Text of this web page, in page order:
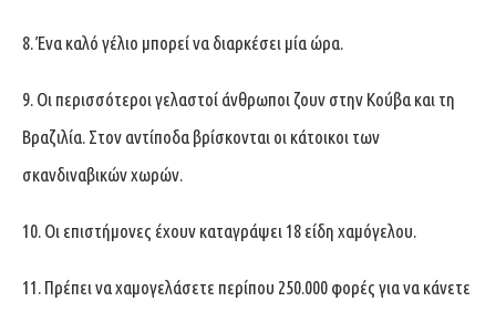
8. Ένα καλό γέλιο μπορεί να διαρκέσει μία ώρα.
9. Οι περισσότεροι γελαστοί άνθρωποι ζουν στην Κούβα και τη
Βραζιλία. Στον αντίποδα βρίσκονται οι κάτοικοι των
σκανδιναβικών χωρών.
10. Οι επιστήμονες έχουν καταγράψει 18 είδη χαμόγελου.
11. Πρέπει να χαμογελάσετε περίπου 250.000 φορές για να κάνετε